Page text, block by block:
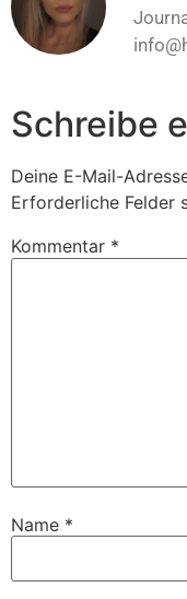
Schreibe
Deine E-Mail-
Erforderliche Felder
Kommentar *
Name *